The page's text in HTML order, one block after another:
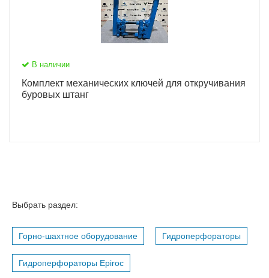
В наличии
Комплект механических ключей для откручивания
буровых штанг
Выбрать раздел:
Горно-шахтное оборудование Гидроперфораторы
Гидроперфораторы Epiroc